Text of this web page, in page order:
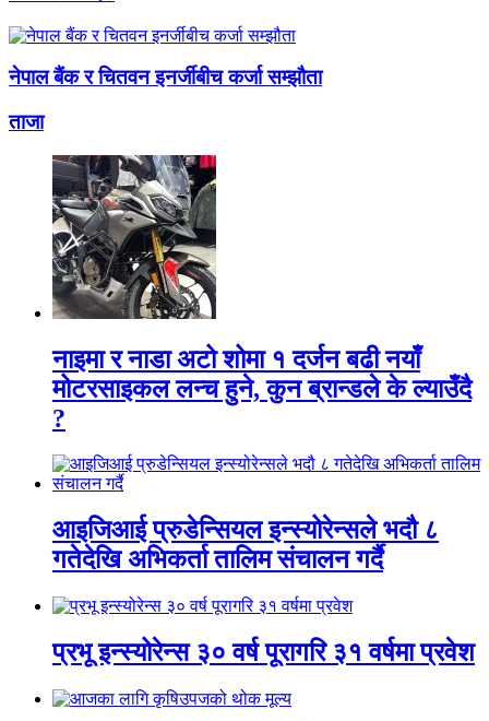
नेपाल बैंक र चितवन इनर्जीबीच कर्जा सम्झौता
ताजा
नाइमा र नाडा अटो शोमा १ दर्जन बढी नयाँ
मोटरसाइकल लन्च हुने, कुन ब्रान्डले के ल्याउँदै
?
आइजिआई प्रुडेन्सियल इन्स्योरेन्सले भदौ ८
गतेदेखि अभिकर्ता तालिम संचालन गर्दै
प्रभू इन्स्योरेन्स ३० वर्ष पूरागरि ३१ वर्षमा प्रवेश